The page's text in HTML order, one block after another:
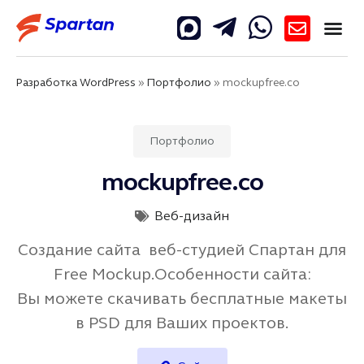
Разработка WordPress » Портфолио » mockupfree.co
Портфолио
mockupfree.co
Веб-дизайн
Создание сайта веб-студией Спартан для
Free Mockup.Особенности сайта:
Вы можете скачивать бесплатные макеты
в PSD для Ваших проектов.